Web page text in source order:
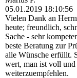
05.01.2019 18:10:56
Vielen Dank an
heute; freundlich,
Sache - sehr
beste Beratung zur
alle Wünsche erfüllt.
wert, man ist voll und
weiterzuempfehlen.